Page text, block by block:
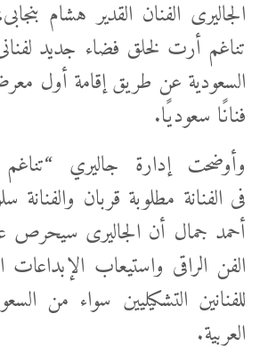
الجاليرى الفنان القدير هشام
تناغم أرت لخلق فضاء جديد لفنانى
فنانًا سعوديًا.
وأوضحت إدارة جاليري
فى الفنانة مطلوبة قربان والفنانة
أحمد جمال أن الجاليرى سيحرص
الفن الراقى واستيعاب الإبداعات
للفنانين التشكيليين سواء من
العربية.